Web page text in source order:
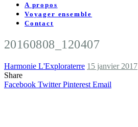
A propos
Voyager ensemble
Contact
20160808_120407
Harmonie L'Exploraterre 15 janvier 2017
Share
Facebook Twitter Pinterest Email